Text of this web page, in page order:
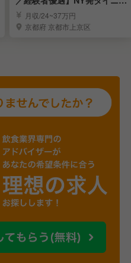
グ店舗スタッフ
月収/24~37万円
京都府 京都市上京区